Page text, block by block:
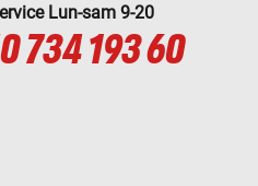
Lun-sam 9-20
734 193 60